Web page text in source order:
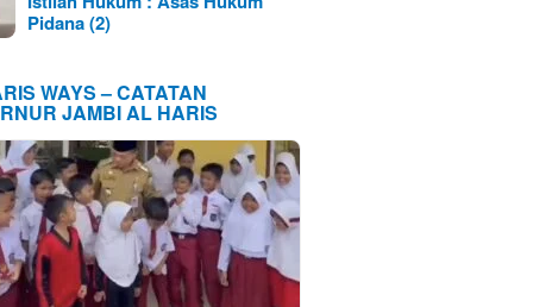
Pidana (2)
WAYS – CATATAN
JAMBI AL HARIS